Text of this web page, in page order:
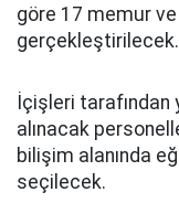
göre 17 memur ve
gerçekleştirilecek.
İçişleri tarafından
alınacak
bilişim alanında
seçilecek.